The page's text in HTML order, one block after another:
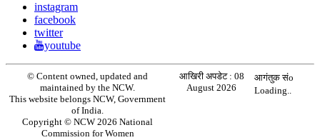
instagram
facebook
twitter
youtube
© Content owned, updated and
maintained by the NCW.
This website belongs NCW, Government
of India.
Copyright © NCW 2026 National
Commission for Women
आखिरी अपडेट : 08
August 2026
आगंतुक संo
Loading..